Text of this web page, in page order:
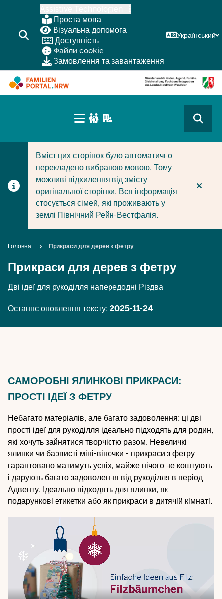
основного
змісту
Проста мова
Візуальна допомога
Доступність
Файли cookie
Замовлення та завантаження
Український
CURRENT SECTION ДЛЯ КОМПАНІЙ/
CURRENT SECTION ДЛЯ СІМЕЙ
(BÜRGERBEREICH
Вміст цих сторінок було автоматично
перекладено вибраною мовою. Тому
можливі відхилення від змісту
оригінальної сторінки. Вся інформація
стосується сімей, які проживають у
землі Північний Рейн-Вестфалія.
Breadcrumb
Головна Прикраси для дерев з фетру
Прикраси для дерев з фетру
Дві ідеї для рукоділля напередодні Різдва
Останнє оновлення тексту: 2025-11-24
САМОРОБНІ ЯЛИНКОВІ ПРИКРАСИ:
ПРОСТІ ІДЕЇ З ФЕТРУ
Небагато матеріалів, але багато задоволення: ці дві
прості ідеї для рукоділля ідеально підходять для родин,
які хочуть зайнятися творчістю разом. Невеличкі
ялинки чи барвисті міні-віночки - прикраси з фетру
гарантовано матимуть успіх, майже нічого не коштують
і дарують багато задоволення від рукоділля в період
Адвенту. Ідеально підходять для ялинки, як
подарункові етикетки або як прикраси в дитячій кімнаті.